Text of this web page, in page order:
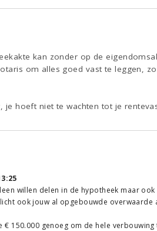
kan zonder op de
om alles goed vast te leggen,
je hoeft niet te wachten tot je
willen delen in de hypotheek maar
ook jouw al opgebouwde overwaarde
150.000 genoeg om de hele